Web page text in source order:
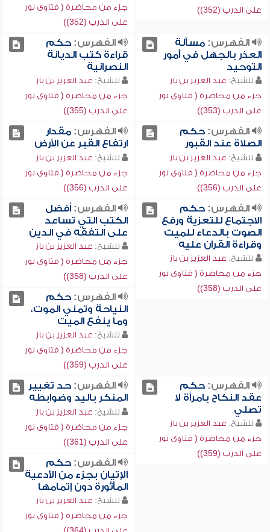
على الدرب (352))
جزء من محاضرة ( فتاوى نور
على الدرب (352))
الفهرس:مسألة
العذر بالجهل في أمور
التوحيد
للشيخ: عبد العزيز بن باز
جزء من محاضرة ( فتاوى نور
على الدرب (353))
الفهرس:حكم
قراءة كتب الديانة
النصرانية
للشيخ: عبد العزيز بن باز
جزء من محاضرة ( فتاوى نور
على الدرب (355))
الفهرس:حكم
الصلاة عند القبور
للشيخ: عبد العزيز بن باز
جزء من محاضرة ( فتاوى نور
على الدرب (356))
الفهرس:مقدار
ارتفاع القبر عن الأرض
للشيخ: عبد العزيز بن باز
جزء من محاضرة ( فتاوى نور
على الدرب (356))
الفهرس:حكم
الاجتماع للتعزية ورفع
الصوت بالدعاء للميت
وقراءة القرآن عليه
للشيخ: عبد العزيز بن باز
جزء من محاضرة ( فتاوى نور
على الدرب (358))
الفهرس:أفضل
الكتب التي تساعد
على التفقه في الدين
للشيخ: عبد العزيز بن باز
جزء من محاضرة ( فتاوى نور
على الدرب (358))
الفهرس:حكم
النياحة وتمني الموت،
وما ينفع الميت
للشيخ: عبد العزيز بن باز
جزء من محاضرة ( فتاوى نور
على الدرب (359))
الفهرس:حكم
عقد النكاح بامرأة لا
تصلي
للشيخ: عبد العزيز بن باز
جزء من محاضرة ( فتاوى نور
على الدرب (359))
الفهرس:حد تغيير
المنكر باليد وضوابطه
للشيخ: عبد العزيز بن باز
جزء من محاضرة ( فتاوى نور
على الدرب (361))
الفهرس:حكم
الإتيان بجزء من الأدعية
المأثورة دون إتمامها
للشيخ: عبد العزيز بن باز
جزء من محاضرة ( فتاوى نور